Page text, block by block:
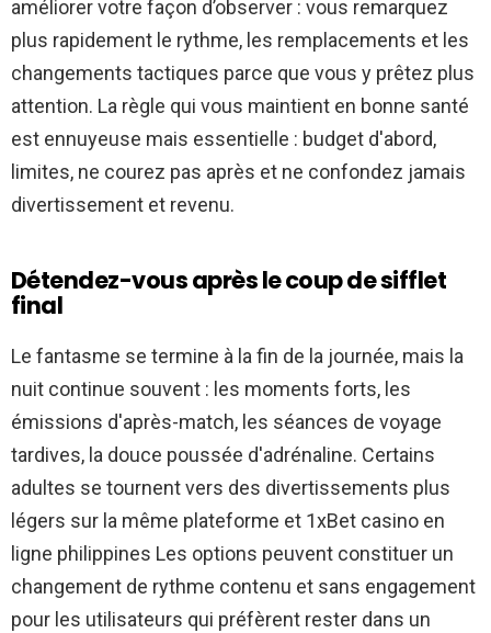
améliorer votre façon d’observer : vous remarquez
plus rapidement le rythme, les remplacements et les
changements tactiques parce que vous y prêtez plus
attention. La règle qui vous maintient en bonne santé
est ennuyeuse mais essentielle : budget d'abord,
limites, ne courez pas après et ne confondez jamais
divertissement et revenu.
Détendez-vous après le coup de sifflet
final
Le fantasme se termine à la fin de la journée, mais la
nuit continue souvent : les moments forts, les
émissions d'après-match, les séances de voyage
tardives, la douce poussée d'adrénaline. Certains
adultes se tournent vers des divertissements plus
légers sur la même plateforme et 1xBet casino en
ligne philippines Les options peuvent constituer un
changement de rythme contenu et sans engagement
pour les utilisateurs qui préfèrent rester dans un